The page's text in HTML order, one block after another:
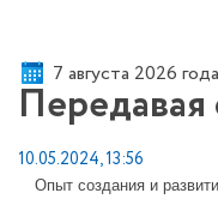
7 августа 2026
10.05.2024, 13:56
Опыт создания и